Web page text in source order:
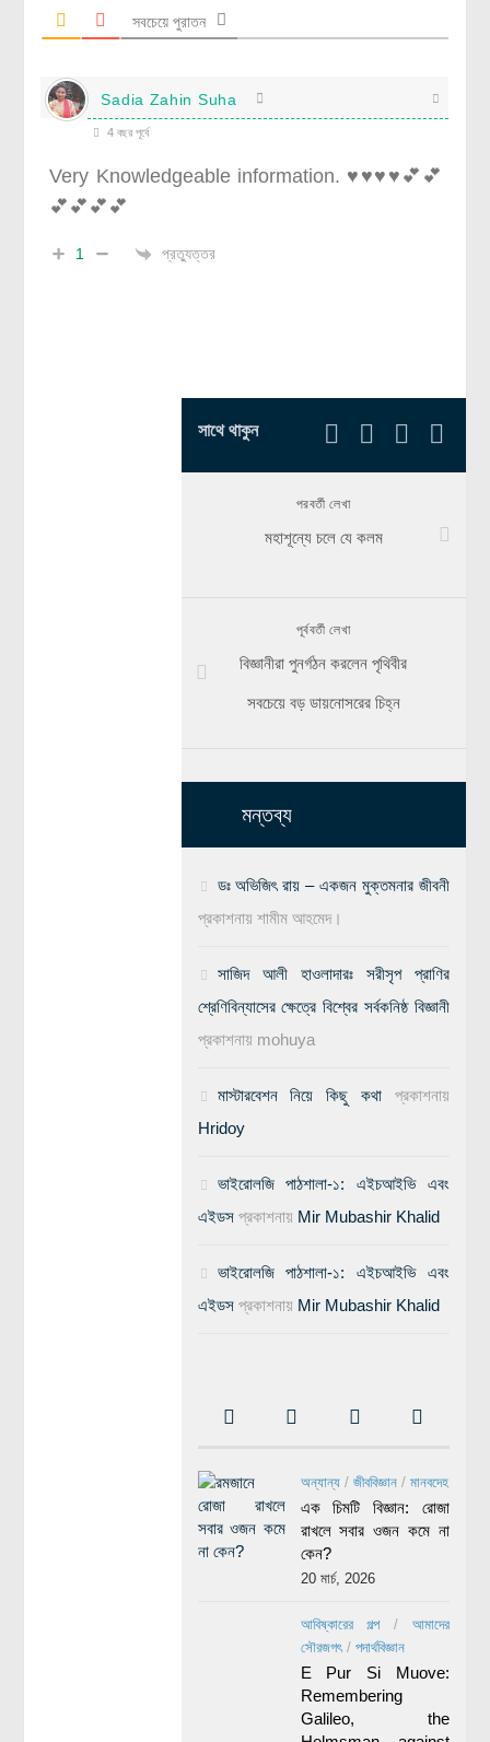
সবচেয়ে পুরাতন
Sadia Zahin Suha
4 বছর পূর্বে
Very Knowledgeable information. ♥️♥️♥️♥️💕💕
💕💕💕💕
1 প্রত্যুত্তর
সাথে থাকুন
পরবর্তী লেখা
মহাশূন্যে চলে যে কলম
পূর্ববর্তী লেখা
বিজ্ঞানীরা পুনর্গঠন করলেন পৃথিবীর
সবচেয়ে বড় ডায়নোসরের চিহ্ন
মন্তব্য
ডঃ অভিজিৎ রায় – একজন মুক্তমনার জীবনী
প্রকাশনায় শামীম আহমেদ।
সাজিদ আলী হাওলাদারঃ সরীসৃপ প্রাণির
শ্রেণিবিন্যাসের ক্ষেত্রে বিশ্বের সর্বকনিষ্ঠ বিজ্ঞানী
প্রকাশনায় mohuya
মাস্টারবেশন নিয়ে কিছু কথাপ্রকাশনায়
Hridoy
ভাইরোলজি পাঠশালা-১: এইচআইভি এবং
এইডসপ্রকাশনায় Mir Mubashir Khalid
ভাইরোলজি পাঠশালা-১: এইচআইভি এবং
এইডসপ্রকাশনায় Mir Mubashir Khalid
অন্যান্য/ জীববিজ্ঞান/ মানবদেহ
এক চিমটি বিজ্ঞান: রোজা
রাখলে সবার ওজন কমে না
কেন?
20 মার্চ, 2026
আবিষ্কারের গল্প/ আমাদের
সৌরজগৎ/ পদার্থবিজ্ঞান
E Pur Si Muove:
Remembering
Galileo, the